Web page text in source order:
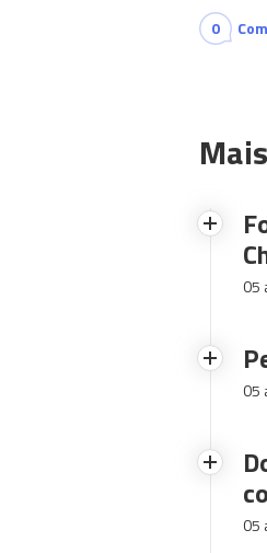
0
05
05
05